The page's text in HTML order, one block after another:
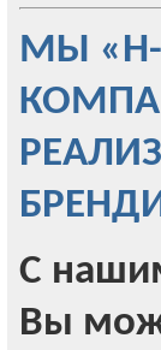
МЫ
С
Вы